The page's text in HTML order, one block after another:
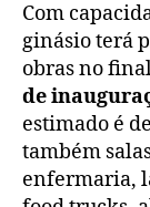
Com
ginásio terá
obras no
de
estimado é
também
enfermaria,